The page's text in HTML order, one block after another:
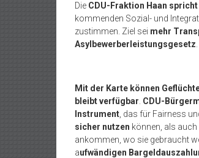
Die CDU-Fraktion Haan
kommenden Sozial- und
zustimmen. Ziel sei mehr
Asylbewerberleistungsgesetz
Mit der Karte können
bleibt verfügbar CDU-
Instrument , das für Fairness
sicher nutzen können, als
ankommen, wo sie gebraucht
aufwändigen